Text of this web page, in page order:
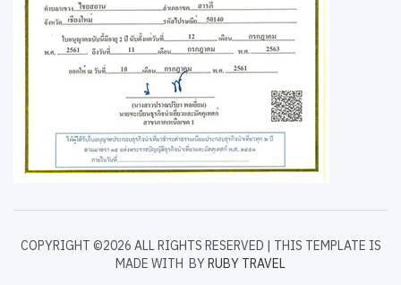
COPYRIGHT ©2026 ALL RIGHTS RESERVED | THIS TEMPLATE IS
MADE WITH BYRUBY TRAVEL